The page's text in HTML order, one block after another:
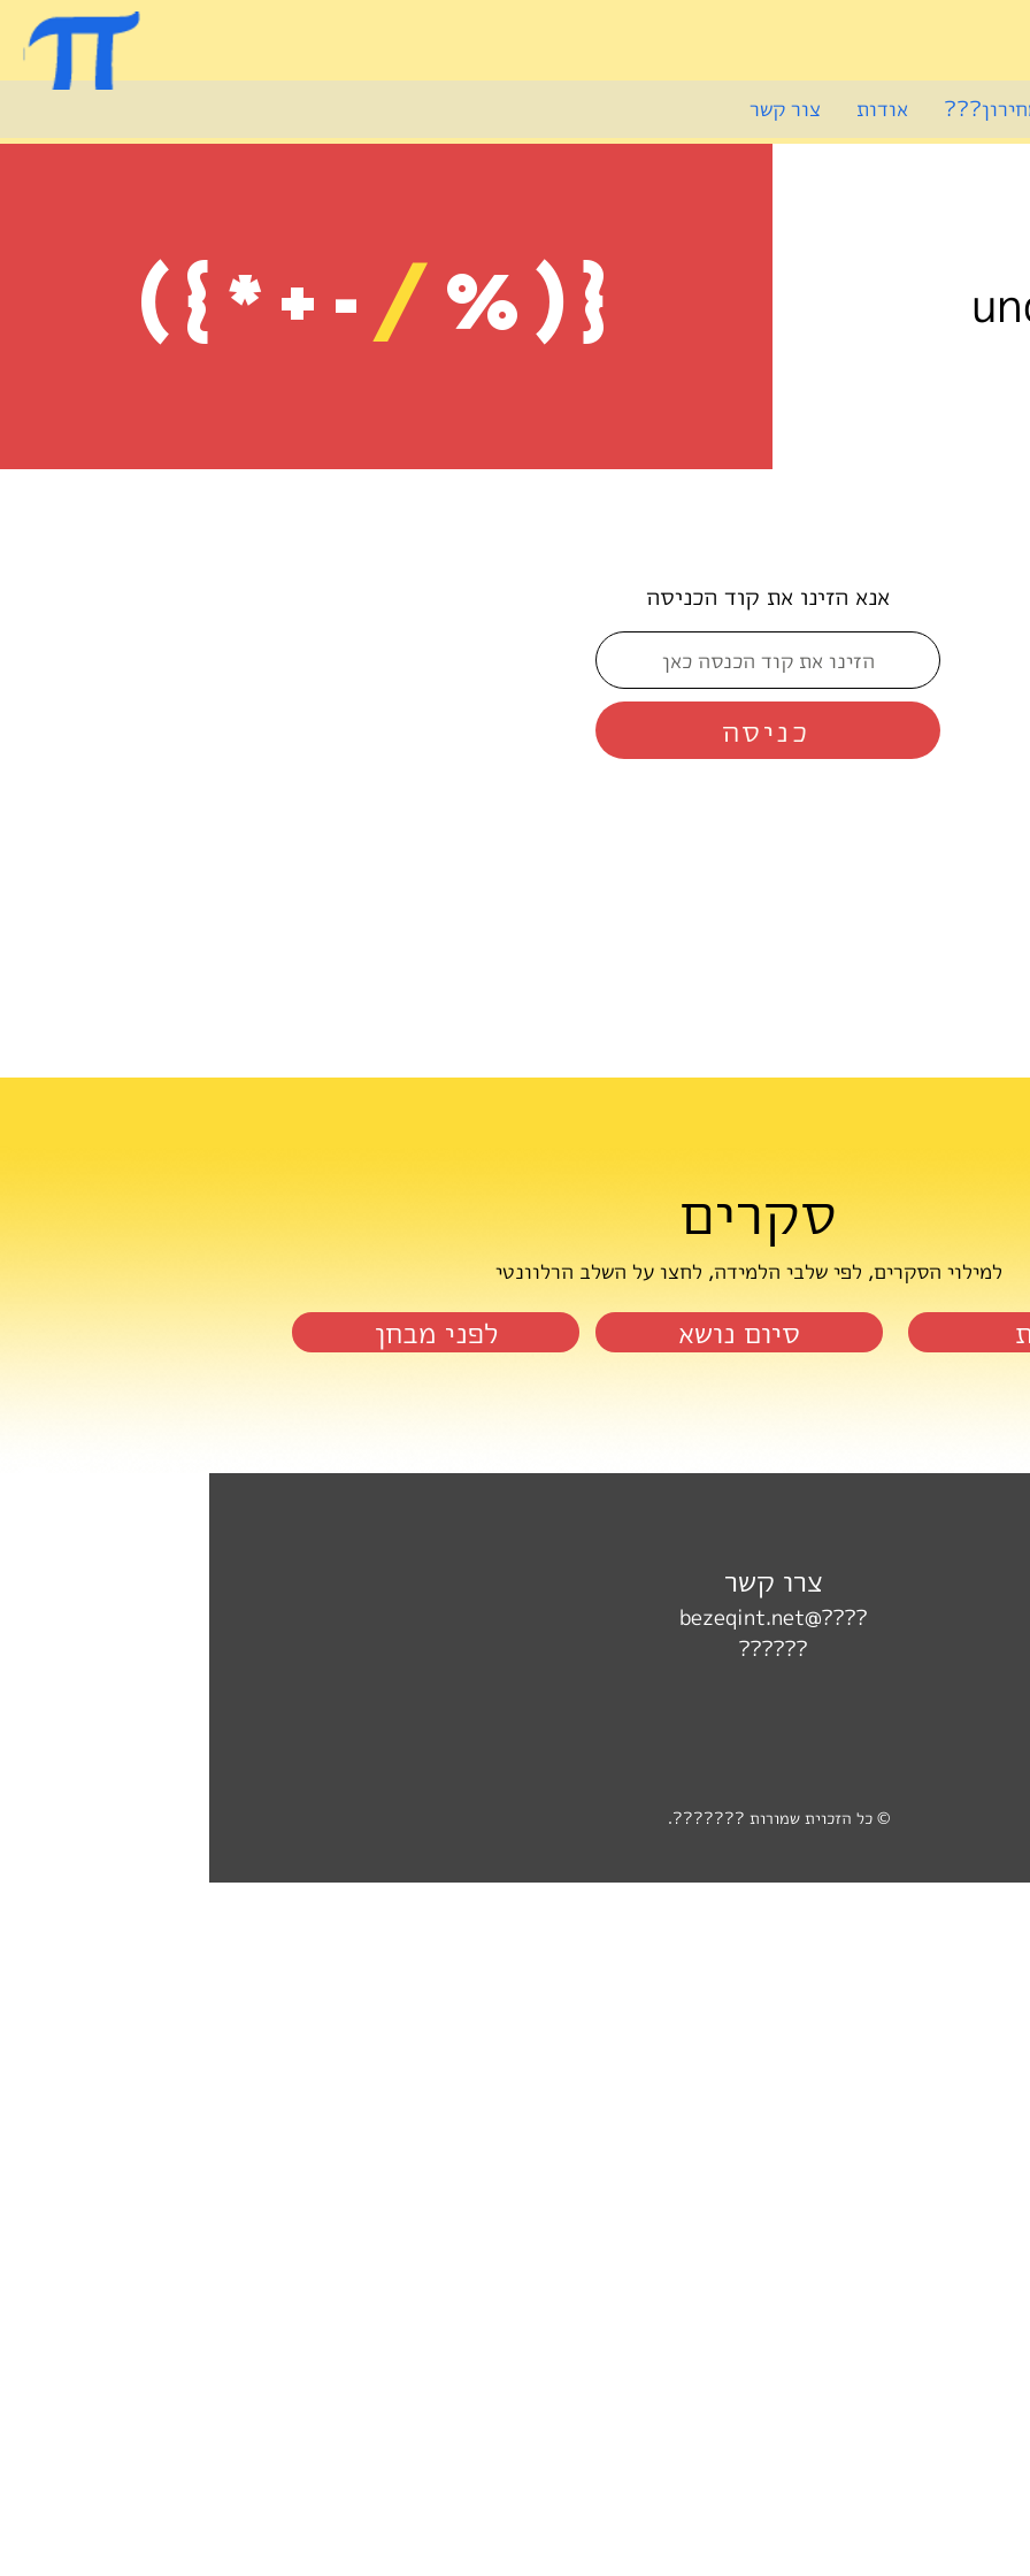
אודות צור קשר
({*+- / %)}
אנא הזינו את קוד הכניסה
כניסה
סקרים
למילוי הסקרים, לפי שלבי הלמידה, לחצו על השלב הרלוונטי
סיום נושא לפני מבחן
צרו קשר
????@bezeqint.net
??????
© כל הזכוית שמורות ???????.